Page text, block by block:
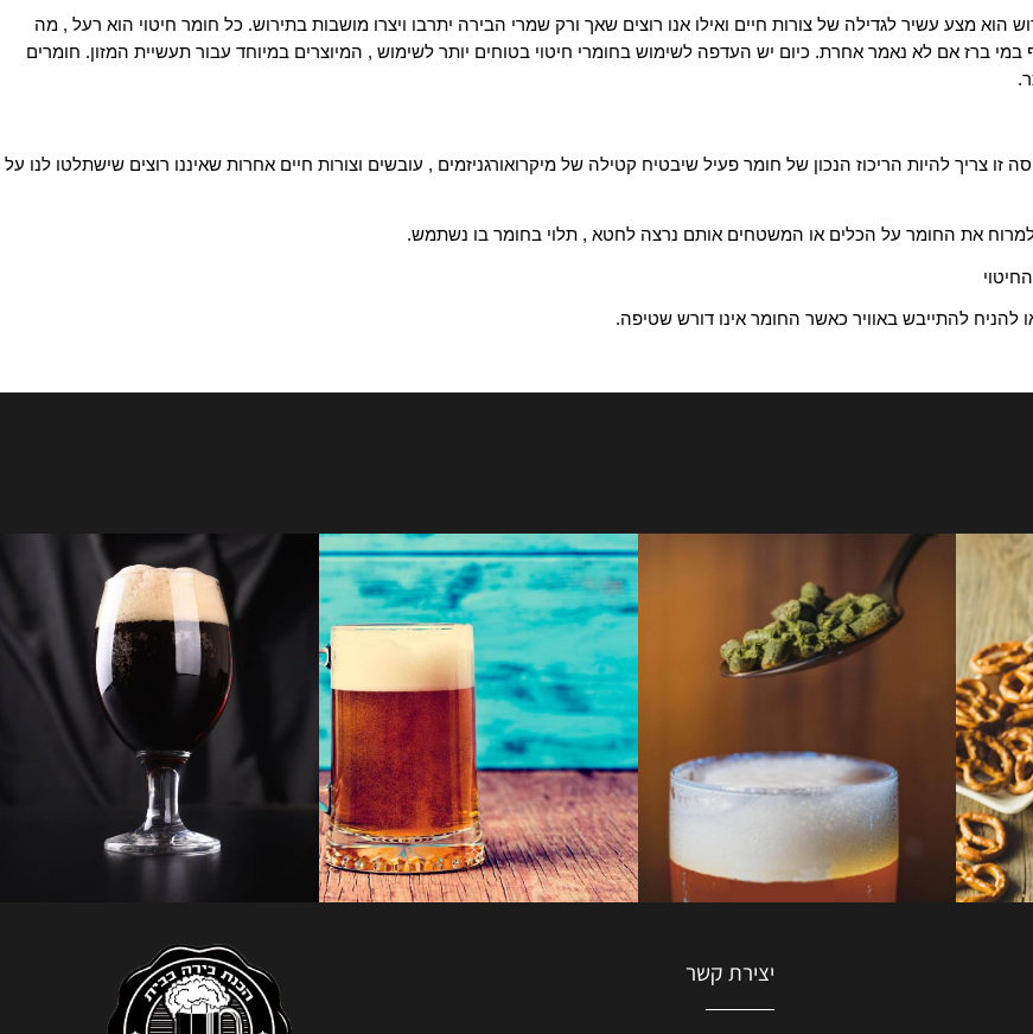
עשיר לגדילה של צורות חיים ואילו אנו רוצים שאך ורק שמרי הבירה יתרבו ויצרו מושבות בתירוש. כל חומר חיטוי הוא רעל , מה
אם לא נאמר אחרת. כיום יש העדפה לשימוש בחומרי חיטוי בטוחים יותר לשימוש , המיוצרים במיוחד עבור תעשיית המזון. חומרים
להיות הריכוז הנכון של חומר פעיל שיבטיח קטילה של מיקרואורגניזמים , עובשים וצורות חיים אחרות שאיננו רוצים שישתלטו לנו על
החומר על הכלים או המשטחים אותם נרצה לחטא , תלוי בחומר בו נשתמש.